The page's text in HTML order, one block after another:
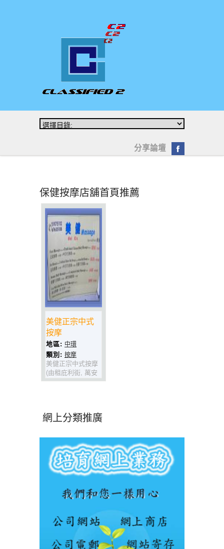
分享論壇
保健按摩店舖首頁推薦
美健正宗中式
按摩
地區: 中環
類別: 按摩
美健正宗中式按摩
(由租庇利街, 萬安
大廈與章記大廈中
岩中上環返工既你,
網上分類推廣